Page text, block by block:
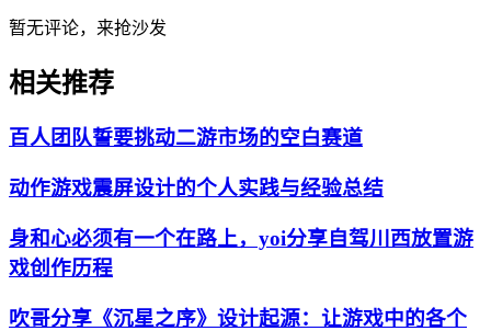
暂无评论，来抢沙发
相关推荐
百人团队誓要挑动二游市场的空白赛道
动作游戏震屏设计的个人实践与经验总结
身和心必须有一个在路上，yoi分享自驾川西放置游
戏创作历程
吹哥分享《沉星之序》设计起源：让游戏中的各个